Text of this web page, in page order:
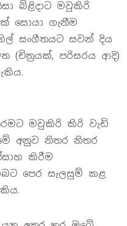
බිළිදාට මවුකිරි
සොයා ගැනීම
සංගීතයට සවන් දිය
(චිත්‍රයක්, පරිසරය ආදි)
මවුකිරි කිරි වැඩි
අනුව නිතර නිතර
කිරීම
පෙර සැලසුම් කළ